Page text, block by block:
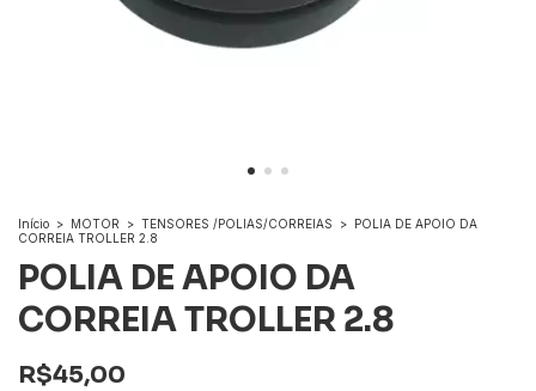
Início > MOTOR > TENSORES /POLIAS/CORREIAS > POLIA DE APOIO DA
CORREIA TROLLER 2.8
POLIA DE APOIO DA
CORREIA TROLLER 2.8
R$45,00